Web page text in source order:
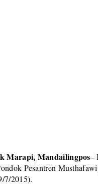
Marapi, Mandailingpos–
Pesantren
7/2015).